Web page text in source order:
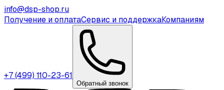
info@dsp-shop.ru
Получение и оплатаСервис и поддержкаКомпаниям
+7 (499) 110-23-61
Обратный звонок